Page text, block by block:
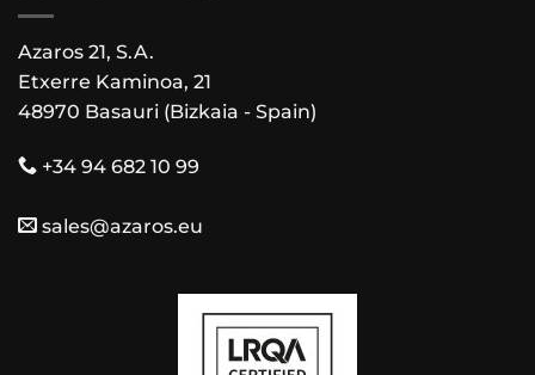
Azaros 21, S.A.
Etxerre Kaminoa, 21
48970 Basauri (Bizkaia - Spain)
+34 94 682 10 99
sales@azaros.eu